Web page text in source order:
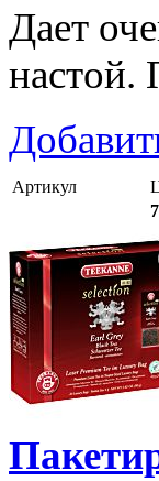
Дает
настой.
Артикул